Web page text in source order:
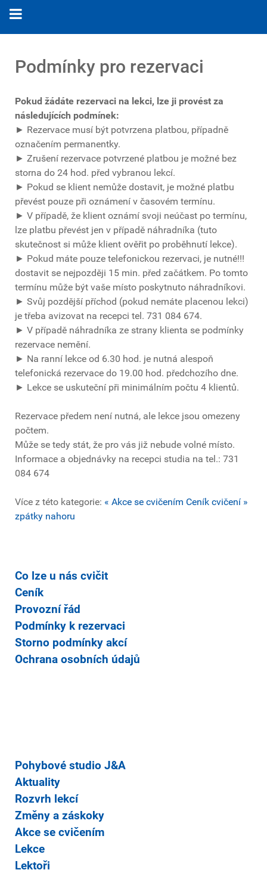
Podmínky pro rezervaci
Pokud žádáte rezervaci na lekci, lze ji provést za
následujících podmínek:
► Rezervace musí být potvrzena platbou, případně
označením permanentky.
► Zrušení rezervace potvrzené platbou je možné bez
storna do 24 hod. před vybranou lekcí.
► Pokud se klient nemůže dostavit, je možné platbu
převést pouze při oznámení v časovém termínu.
► V případě, že klient oznámí svoji neúčast po termínu,
lze platbu převést jen v případě náhradníka (tuto
skutečnost si může klient ověřit po proběhnutí lekce).
► Pokud máte pouze telefonickou rezervaci, je nutné!!!
dostavit se nejpozději 15 min. před začátkem. Po tomto
termínu může být vaše místo poskytnuto náhradníkovi.
► Svůj pozdější příchod (pokud nemáte placenou lekci)
je třeba avizovat na recepci tel. 731 084 674.
► V případě náhradníka ze strany klienta se podmínky
rezervace nemění.
► Na ranní lekce od 6.30 hod. je nutná alespoň
telefonická rezervace do 19.00 hod. předchozího dne.
► Lekce se uskuteční při minimálním počtu 4 klientů.
Rezervace předem není nutná, ale lekce jsou omezeny
počtem.
Může se tedy stát, že pro vás již nebude volné místo.
Informace a objednávky na recepci studia na tel.: 731
084 674
Více z této kategorie: « Akce se cvičením Ceník cvičení »
zpátky nahoru
Co lze u nás cvičit
Ceník
Provozní řád
Podmínky k rezervaci
Storno podmínky akcí
Ochrana osobních údajů
Pohybové studio J&A
Aktuality
Rozvrh lekcí
Změny a záskoky
Akce se cvičením
Lekce
Lektoři